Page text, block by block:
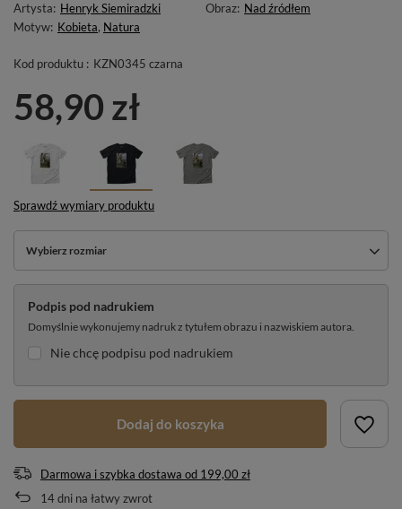
Artysta: Henryk Siemiradzki Obraz: Nad źródłem
Motyw: Kobieta, Natura
Kod produktu : KZN0345 czarna
58,90 zł
Sprawdź wymiary produktu
Wybierz rozmiar
Podpis pod nadrukiem
Domyślnie wykonujemy nadruk z tytułem obrazu i nazwiskiem autora.
Nie chcę podpisu pod nadrukiem
Dodaj do koszyka
Darmowa i szybka dostawa od 199,00 zł
14dni na łatwy zwrot